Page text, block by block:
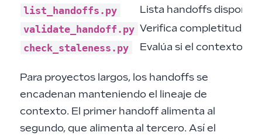
list_handoffs.py
Lista handoffs
validate_handoff.py Verifica completitud,
check_staleness.py
Evalúa si el contexto
Para proyectos largos, los handoffs se
encadenan manteniendo el lineaje de
contexto. El primer handoff alimenta al
segundo, que alimenta al tercero. Así el